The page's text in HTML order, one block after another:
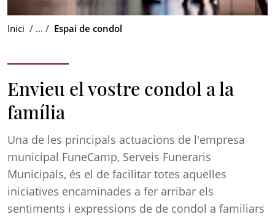
Inici Espai de condol
Envieu el vostre condol a la
família
Una de les principals actuacions de l'empresa
municipal FuneCamp, Serveis Funeraris
Municipals, és el de facilitar totes aquelles
iniciatives encaminades a fer arribar els
sentiments i expressions de de condol a familiars